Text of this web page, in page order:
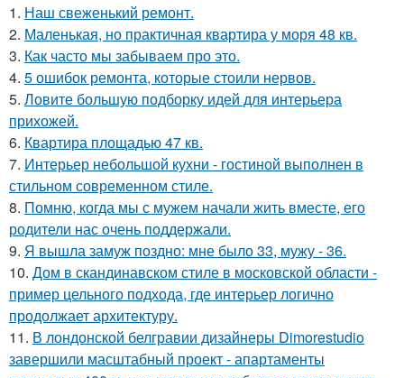
1. Наш свеженький ремонт.
2. Маленькая, но практичная квартира у моря 48 кв.
3. Как часто мы забываем про это.
4. 5 ошибок ремонта, которые стоили нервов.
5. Ловите большую подборку идей для интерьера
прихожей.
6. Квартира площадью 47 кв.
7. Интерьер небольшой кухни - гостиной выполнен в
стильном современном стиле.
8. Помню, когда мы с мужем начали жить вместе, его
родители нас очень поддержали.
9. Я вышла замуж поздно: мне было 33, мужу - 36.
10. Дом в скандинавском стиле в московской области -
пример цельного подхода, где интерьер логично
продолжает архитектуру.
11. В лондонской белгравии дизайнеры Dimorestudio
завершили масштабный проект - апартаменты